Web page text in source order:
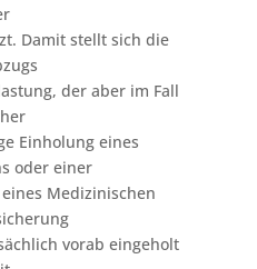
Damit stellt sich die
der aber im Fall
Einholung eines
oder einer
Medizinischen
vorab eingeholt